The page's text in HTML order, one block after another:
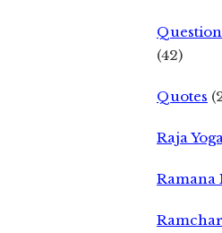
(42)
Quotes
Raja
Ramana